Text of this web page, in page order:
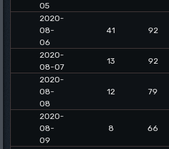
05
2020-
08-
06
41 92
2020-
08-07
13 92
2020-
08-
08
12 79
2020-
08-
09
8 66